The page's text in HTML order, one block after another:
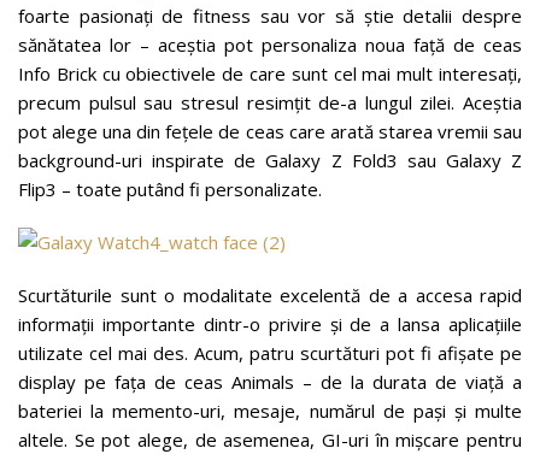
foarte pasionați de fitness sau vor să știe detalii despre
sănătatea lor – aceștia pot personaliza noua față de ceas
Info Brick cu obiectivele de care sunt cel mai mult interesați,
precum pulsul sau stresul resimțit de-a lungul zilei. Aceștia
pot alege una din fețele de ceas care arată starea vremii sau
background-uri inspirate de Galaxy Z Fold3 sau Galaxy Z
Flip3 – toate putând fi personalizate.
Scurtăturile sunt o modalitate excelentă de a accesa rapid
informații importante dintr-o privire și de a lansa aplicațiile
utilizate cel mai des. Acum, patru scurtături pot fi afișate pe
display pe fața de ceas Animals – de la durata de viață a
bateriei la memento-uri, mesaje, numărul de pași și multe
altele. Se pot alege, de asemenea, GI-uri în mișcare pentru